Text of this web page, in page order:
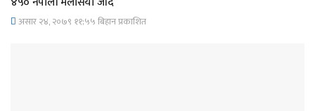
असार २४, २०७९ ११;५५ बिहान प्रकाशित